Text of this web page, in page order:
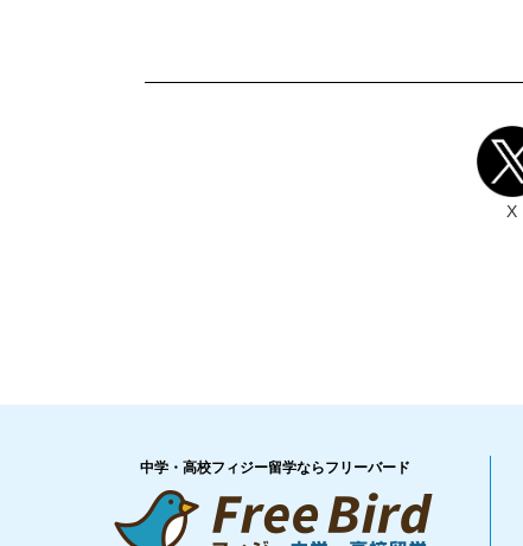
X
中学・高校フィジー留学ならフリーバード